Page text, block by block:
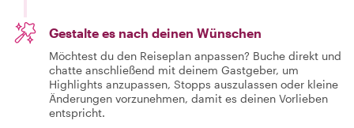
Gestalte es nach deinen Wünschen
Möchtest du den Reiseplan anpassen? Buche direkt und
chatte anschließend mit deinem Gastgeber, um
Highlights anzupassen, Stopps auszulassen oder kleine
Änderungen vorzunehmen, damit es deinen Vorlieben
entspricht.